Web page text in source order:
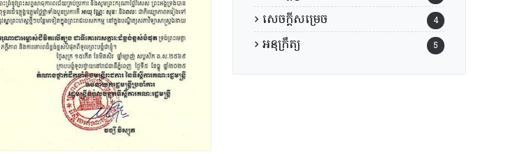
សេចក្តីសម្រេច 4
អនុក្រឹត្យ 5